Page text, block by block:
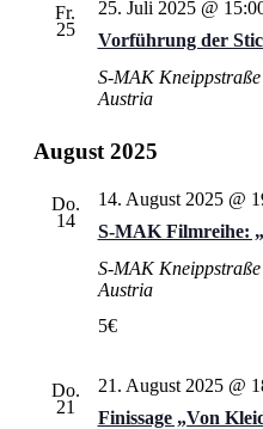
Fr.
25
Vorführung der
25. Juli 2025 @
S-MAK
Austria
August 2025
Do.
14
S‑MAK Filmreihe:
14. August 2025 @
S-MAK
Austria
5€
Do.
21
Finissage „Von
21. August 2025 @